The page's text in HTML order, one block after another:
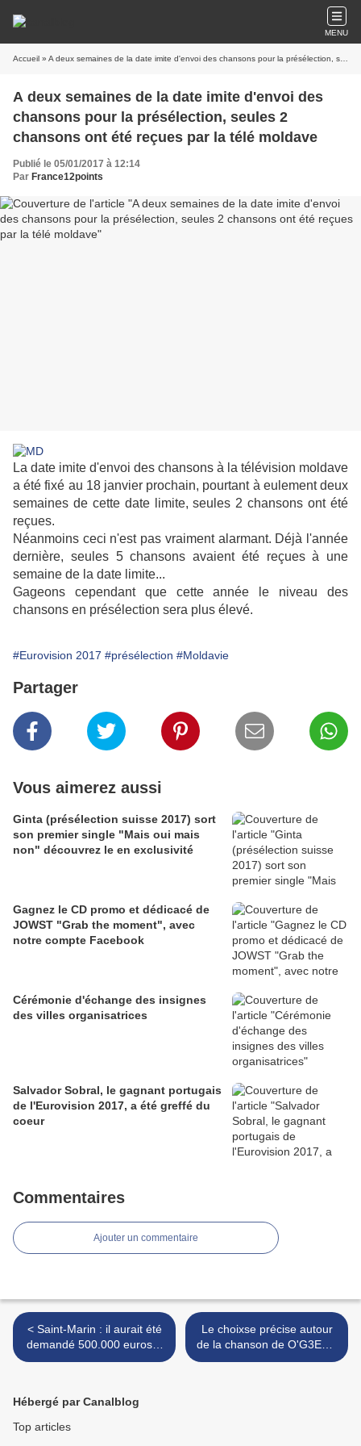
MENU
Accueil » A deux semaines de la date imite d'envoi des chansons pour la présélection, seules 2 chansons ont été reçues par la télé moldave
A deux semaines de la date imite d'envoi des
chansons pour la présélection, seules 2
chansons ont été reçues par la télé moldave
Publié le 05/01/2017 à 12:14
Par France12points
La date imite d'envoi des chansons à la télévision moldave
a été fixé au 18 janvier prochain, pourtant à eulement deux
semaines de cette date limite, seules 2 chansons ont été
reçues.
Néanmoins ceci n'est pas vraiment alarmant. Déjà l'année
dernière, seules 5 chansons avaient été reçues à une
semaine de la date limite...
Gageons cependant que cette année le niveau des
chansons en présélection sera plus élevé.
#Eurovision 2017 #présélection #Moldavie
Partager
Vous aimerez aussi
Ginta (présélection suisse 2017) sort
son premier single "Mais oui mais
non" découvrez le en exclusivité
Gagnez le CD promo et dédicacé de
JOWST "Grab the moment", avec
notre compte Facebook
Cérémonie d'échange des insignes
des villes organisatrices
Salvador Sobral, le gagnant portugais
de l'Eurovision 2017, a été greffé du
coeur
Commentaires
Ajouter un commentaire
< Saint-Marin : il aurait été
demandé 500.000 euros à
Tony Maiello ou 300.000
Le choixse précise autour
de la chanson de O'G3ENE
>
Hébergé par Canalblog
Top articles